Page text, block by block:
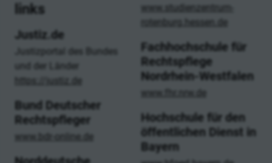
links
Justiz.de
Justizportal des Bundes
und der Länder
https://justiz.de
Bund Deutscher
Rechtspfleger
www.bdr-online.de
www.studienzentrum-
rotenburg.hessen.de
Fachhochschule für
Rechtspflege
Nordrhein-Westfalen
www.fhr.nrw.de
Hochschule für den
öffentlichen Dienst in
Bayern